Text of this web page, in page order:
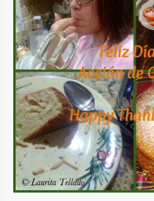
Acción
de
Gracias
2013
Photo
of
the
Day:
Thanksgiving
2013